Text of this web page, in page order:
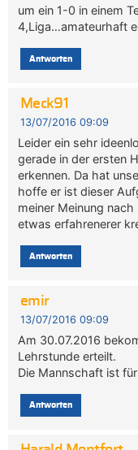
um ein 1-0 in einem
4,Liga…amateurhaft
Antworten
Meck91
13/07/2016 09:09
Leider ein sehr
gerade in der ersten
erkennen. Da hat
hoffe er ist dieser
meiner Meinung
etwas erfahrenerer
Antworten
emir
13/07/2016 09:09
Am 30.07.2016
Lehrstunde erteilt.
Die Mannschaft ist
Antworten